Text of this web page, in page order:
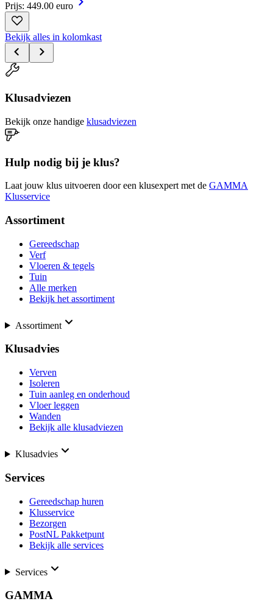
Prijs: 449.00 euro
Bekijk alles in kolomkast
Klusadviezen
Bekijk onze handige klusadviezen
Hulp nodig bij je klus?
Laat jouw klus uitvoeren door een klusexpert met de GAMMA
Klusservice
Assortiment
Gereedschap
Verf
Vloeren & tegels
Tuin
Alle merken
Bekijk het assortiment
Assortiment
Klusadvies
Verven
Isoleren
Tuin aanleg en onderhoud
Vloer leggen
Wanden
Bekijk alle klusadviezen
Klusadvies
Services
Gereedschap huren
Klusservice
Bezorgen
PostNL Pakketpunt
Bekijk alle services
Services
GAMMA